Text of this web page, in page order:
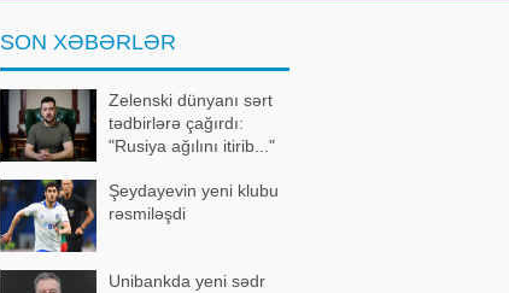
SON XƏBƏRLƏR
Zelenski dünyanı sərt
tədbirlərə çağırdı:
"Rusiya ağılını itirib..."
Şeydayevin yeni klubu
rəsmiləşdi
Unibankda yeni sədr